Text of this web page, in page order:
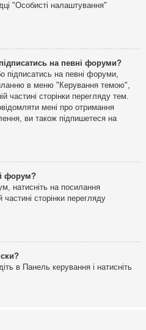
"Особисті налаштування"
на певні форуми?
підписатись на певні форуми,
в меню "Керування темою",
частині сторінки перегляду тем.
мені про отримання
ви також підпишетеся на
форум?
натисніть на посилання
сторінки перегляду
в Панель керування і натисніть